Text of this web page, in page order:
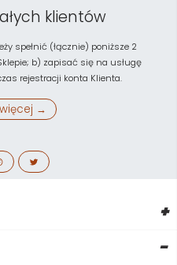
klientów
spełnić (łącznie) poniższe 2
b) zapisać się na usługę
rejestracji konta Klienta.
→
+
-